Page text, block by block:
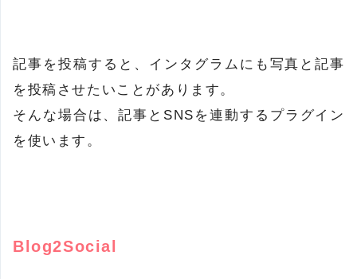
記事を投稿すると、インタグラムにも写真と記事
を投稿させたいことがあります。
そんな場合は、記事とSNSを連動するプラグイン
を使います。
Blog2Social